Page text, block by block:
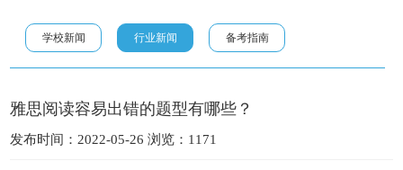
学校新闻 行业新闻 备考指南
雅思阅读容易出错的题型有哪些？
发布时间：2022-05-26 浏览：1171